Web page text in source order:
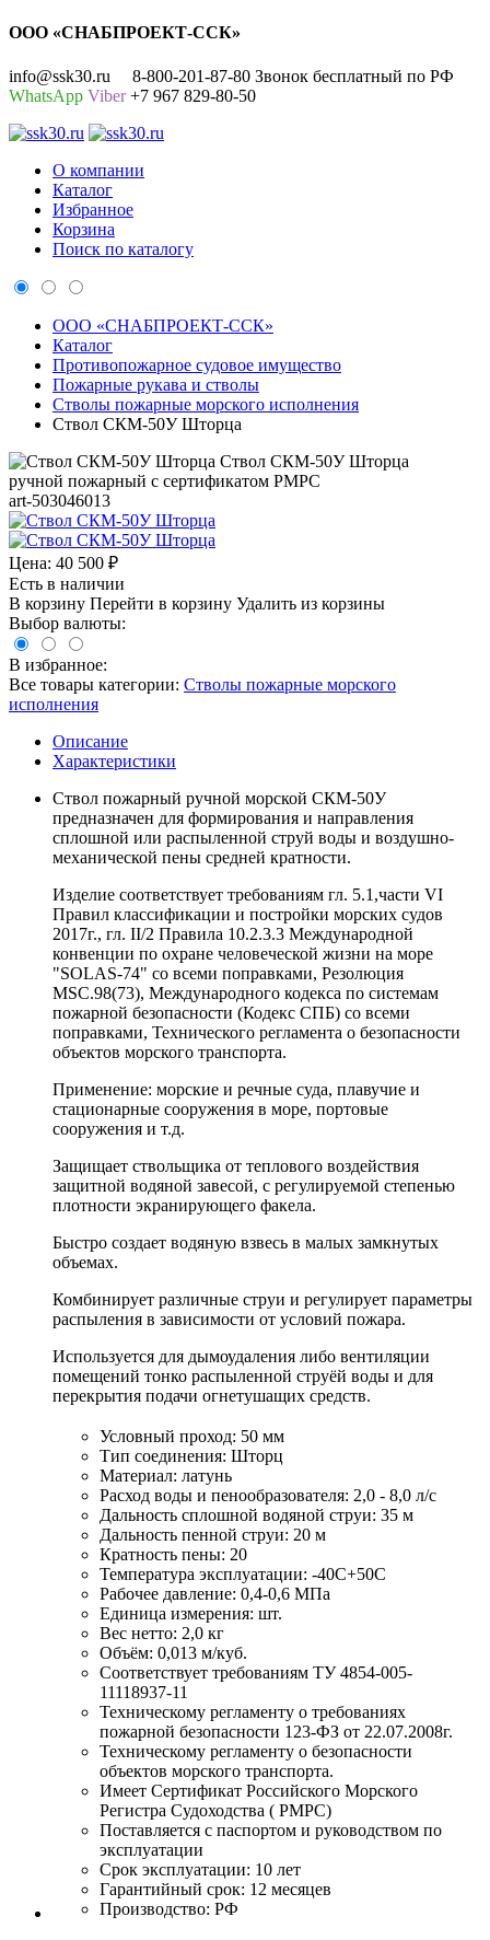
ООО «СНАБПРОЕКТ-ССК»
info@ssk30.ru
8-800-201-87-80 Звонок бесплатный по РФ
WhatsApp Viber+7 967 829-80-50
О компании
Каталог
Избранное
Корзина
Поиск по каталогу
ООО «СНАБПРОЕКТ-ССК»
Каталог
Противопожарное судовое имущество
Пожарные рукава и стволы
Стволы пожарные морского исполнения
Ствол СКМ-50У Шторца
Ствол СКМ-50У Шторца
ручной пожарный с сертификатом РМРС
art-503046013
Цена: 40 500 ₽
Есть в наличии
В корзину Перейти в корзину Удалить из корзины
Выбор валюты:
В избранное:
Все товары категории: Стволы пожарные морского
исполнения
Описание
Характеристики
Ствол пожарный ручной морской СКМ-50У
предназначен для формирования и направления
сплошной или распыленной струй воды и воздушно-
механической пены средней кратности.
Изделие соответствует требованиям гл. 5.1,части VI
Правил классификации и постройки морских судов
2017г., гл. II/2 Правила 10.2.3.3 Международной
конвенции по охране человеческой жизни на море
"SOLAS-74" со всеми поправками, Резолюция
MSC.98(73), Международного кодекса по системам
пожарной безопасности (Кодекс СПБ) со всеми
поправками, Технического регламента о безопасности
объектов морского транспорта.
Применение: морские и речные суда, плавучие и
стационарные сооружения в море, портовые
сооружения и т.д.
Защищает ствольщика от теплового воздействия
защитной водяной завесой, с регулируемой степенью
плотности экранирующего факела.
Быстро создает водяную взвесь в малых замкнутых
объемах.
Комбинирует различные струи и регулирует параметры
распыления в зависимости от условий пожара.
Используется для дымоудаления либо вентиляции
помещений тонко распыленной струёй воды и для
перекрытия подачи огнетушащих средств.
Условный проход: 50 мм
Тип соединения: Шторц
Материал: латунь
Расход воды и пенообразователя: 2,0 - 8,0 л/с
Дальность сплошной водяной струи: 35 м
Дальность пенной струи: 20 м
Кратность пены: 20
Температура эксплуатации: -40С+50С
Рабочее давление: 0,4-0,6 МПа
Единица измерения: шт.
Вес нетто: 2,0 кг
Объём: 0,013 м/куб.
Соответствует требованиям ТУ 4854-005-
11118937-11
Техническому регламенту о требованиях
пожарной безопасности 123-ФЗ от 22.07.2008г.
Техническому регламенту о безопасности
объектов морского транспорта.
Имеет Сертификат Российского Морского
Регистра Судоходства ( РМРС)
Поставляется с паспортом и руководством по
эксплуатации
Срок эксплуатации: 10 лет
Гарантийный срок: 12 месяцев
Производство: РФ